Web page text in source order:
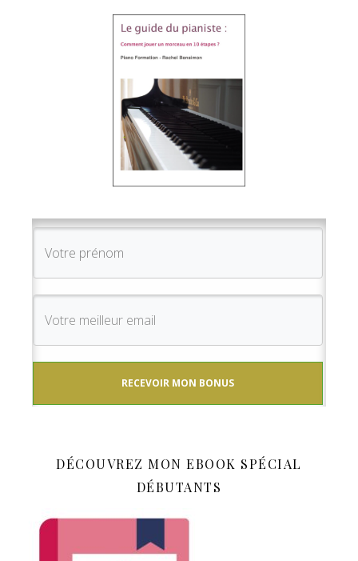
RECEVOIR MON BONUS
DÉCOUVREZ MON EBOOK SPÉCIAL
DÉBUTANTS